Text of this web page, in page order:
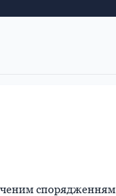
спорядженням.